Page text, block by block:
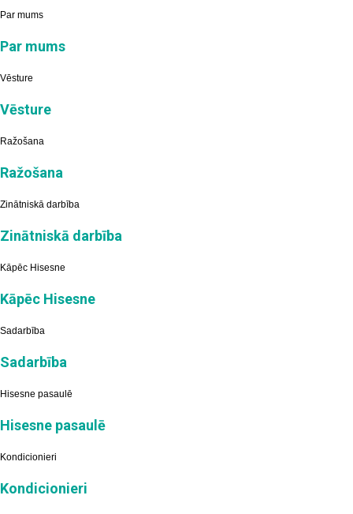
Par mums
Par mums
Vēsture
Vēsture
Ražošana
Ražošana
Zinātniskā darbība
Zinātniskā darbība
Kāpēc Hisesne
Kāpēc Hisesne
Sadarbība
Sadarbība
Hisesne pasaulē
Hisesne pasaulē
Kondicionieri
Kondicionieri